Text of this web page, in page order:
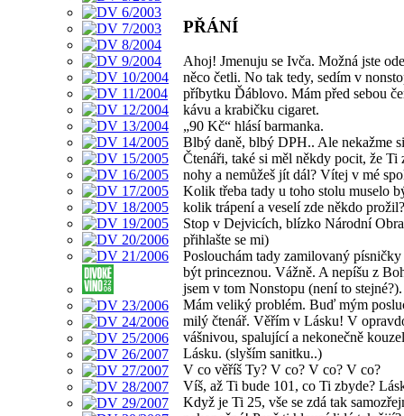
PŘÁNÍ
Ahoj! Jmenuju se Ivča. Možná jste
něco četli. No tak tedy, sedím v
příbytku Ďáblovo. Mám před sebou
kávu a krabičku cigaret.
„90 Kč“ hlásí barmanka.
Blbý daně, blbý DPH.. Ale nekažme
Čtenáři, také si měl někdy pocit, že Ti
nohy a nemůžeš jít dál? Vítej v mé
Kolik třeba tady u toho stolu muselo
kolik trápení a veselí zde někdo
Stop v Dejvicích, blízko Národní
přihlašte se mi)
Poslouchám tady zamilovaný
být princeznou. Vážně. A nepíšu z
jsem v tom Nonstopu (není to stejné?).
Mám veliký problém. Buď mým
milý čtenář. Věřím v Lásku! V
vášnivou, spalující a nekonečně
Lásku. (slyším sanitku..)
V co věříš Ty? V co? V co? V co?
Víš, až Ti bude 101, co Ti zbyde?
Když je Ti 25, vše se zdá tak